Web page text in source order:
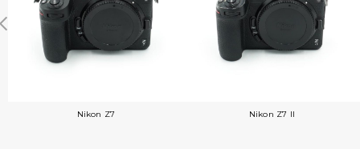
Nikon Z7 Nikon Z7 II